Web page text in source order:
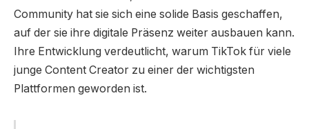
Community hat sie sich eine solide Basis geschaffen,
auf der sie ihre digitale Präsenz weiter ausbauen kann.
Ihre Entwicklung verdeutlicht, warum TikTok für viele
junge Content Creator zu einer der wichtigsten
Plattformen geworden ist.